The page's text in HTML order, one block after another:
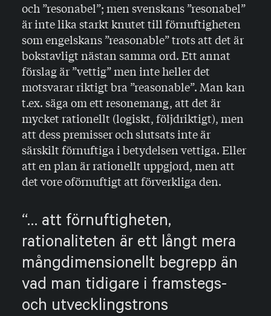
och ”resonabel”; men svenskans ”resonabel”
är inte lika starkt knutet till förnuftigheten
som engelskans ”reasonable” trots att det är
bokstavligt nästan samma ord. Ett annat
förslag är ”vettig” men inte heller det
motsvarar riktigt bra ”reasonable”. Man kan
t.ex. säga om ett resonemang, att det är
mycket rationellt (logiskt, följdrik­tigt), men
att dess premisser och slutsats inte är
särskilt förnuftiga i betydelsen vettiga. Eller
att en plan är rationellt uppgjord, men att
det vore oförnuftigt att förverkliga den.
… att förnuftigheten,
rationaliteten är ett långt mera
mångdimensionellt begrepp än
vad man tidigare i framstegs-
och utvecklingstrons